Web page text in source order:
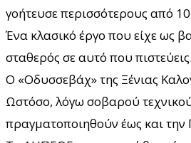
γοήτευσε περισσότερους από
Ένα κλασικό έργο που είχε ως
σταθερός σε αυτό που πιστεύεις.
Ο «Οδυσσεβάχ» της Ξένιας
Ωστόσο, λόγω σοβαρού
πραγματοποιηθούν έως και